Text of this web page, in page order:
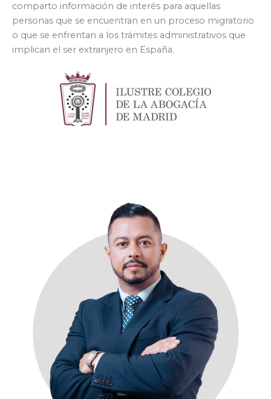
comparto información de interés para aquellas
personas que se encuentran en un proceso migratorio
o que se enfrentan a los trámites administrativos que
implican el ser extranjero en España.